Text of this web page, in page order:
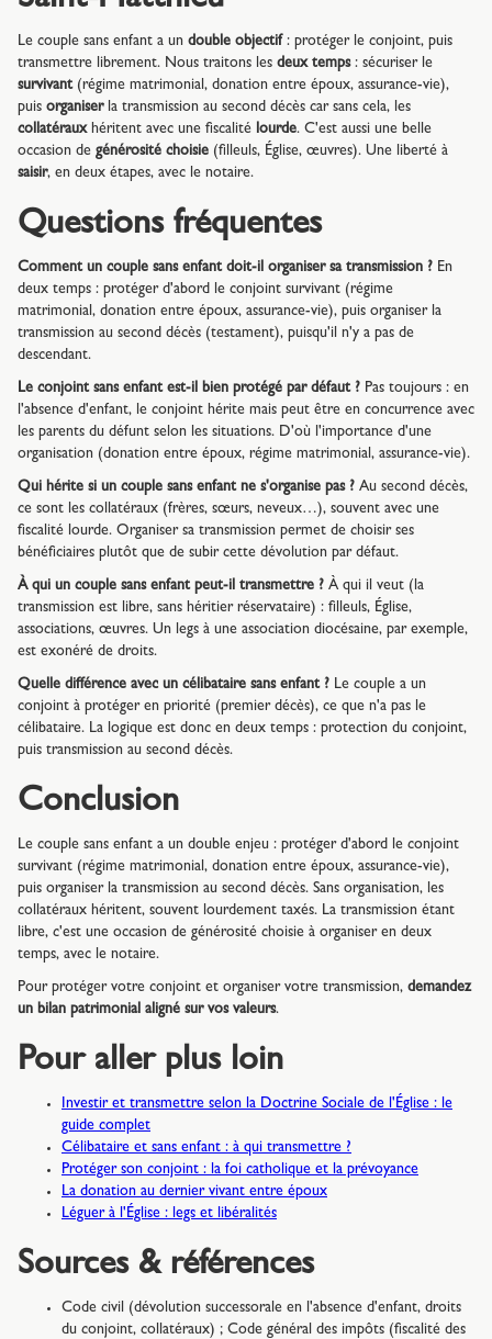
Le couple sans enfant a un double objectif : protéger le conjoint, puis
transmettre librement. Nous traitons les deux temps: sécuriser le
survivant(régime matrimonial, donation entre époux, assurance-vie),
puis organiserla transmission au second décès car sans cela, les
collatérauxhéritent avec une fiscalité lourde. C'est aussi une belle
occasion de générosité choisie (filleuls, Église, œuvres). Une liberté à
saisir, en deux étapes, avec le notaire.
Questions fréquentes
Comment un couple sans enfant doit-il organiser sa transmission ? En
deux temps : protéger d'abord le conjoint survivant (régime
matrimonial, donation entre époux, assurance-vie), puis organiser la
transmission au second décès (testament), puisqu'il n'y a pas de
descendant.
Le conjoint sans enfant est-il bien protégé par défaut ? Pas toujours : en
l'absence d'enfant, le conjoint hérite mais peut être en concurrence avec
les parents du défunt selon les situations. D'où l'importance d'une
organisation (donation entre époux, régime matrimonial, assurance-vie).
Qui hérite si un couple sans enfant ne s'organise pas ? Au second décès,
ce sont les collatéraux (frères, sœurs, neveux…), souvent avec une
fiscalité lourde. Organiser sa transmission permet de choisir ses
bénéficiaires plutôt que de subir cette dévolution par défaut.
À qui un couple sans enfant peut-il transmettre ? À qui il veut (la
transmission est libre, sans héritier réservataire) : filleuls, Église,
associations, œuvres. Un legs à une association diocésaine, par exemple,
est exonéré de droits.
Quelle différence avec un célibataire sans enfant ? Le couple a un
conjoint à protéger en priorité (premier décès), ce que n'a pas le
célibataire. La logique est donc en deux temps : protection du conjoint,
puis transmission au second décès.
Conclusion
Le couple sans enfant a un double enjeu : protéger d'abord le conjoint
survivant (régime matrimonial, donation entre époux, assurance-vie),
puis organiser la transmission au second décès. Sans organisation, les
collatéraux héritent, souvent lourdement taxés. La transmission étant
libre, c'est une occasion de générosité choisie à organiser en deux
temps, avec le notaire.
Pour protéger votre conjoint et organiser votre transmission, demandez
un bilan patrimonial aligné sur vos valeurs.
Pour aller plus loin
Investir et transmettre selon la Doctrine Sociale de l'Église : le
guide complet
Célibataire et sans enfant : à qui transmettre ?
Protéger son conjoint : la foi catholique et la prévoyance
La donation au dernier vivant entre époux
Léguer à l'Église : legs et libéralités
Sources & références
Code civil (dévolution successorale en l'absence d'enfant, droits
du conjoint, collatéraux) ; Code général des impôts (fiscalité des